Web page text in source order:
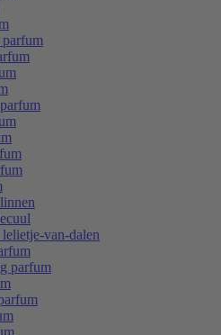
van-dalen
parfum